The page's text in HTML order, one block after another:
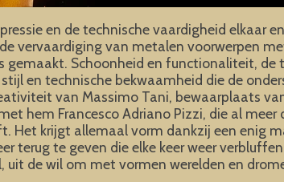
en de technische vaardigheid elkaar
vervaardiging van metalen voorwerpen
gemaakt. Schoonheid en functionaliteit,
en technische bekwaamheid die de
van Massimo Tani, bewaarplaats
hem Francesco Adriano Pizzi, die al
Het krijgt allemaal vorm dankzij een enig
terug te geven die elke keer weer
de wil om met vormen werelden en